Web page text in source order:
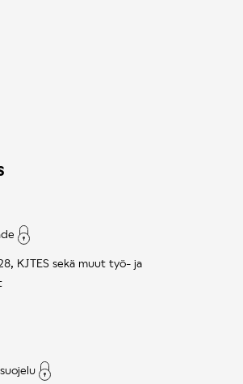
KJTES sekä muut työ- ja